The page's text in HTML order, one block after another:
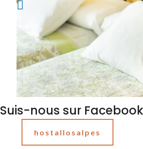
Suis-nous sur Facebook
hostallosalpes